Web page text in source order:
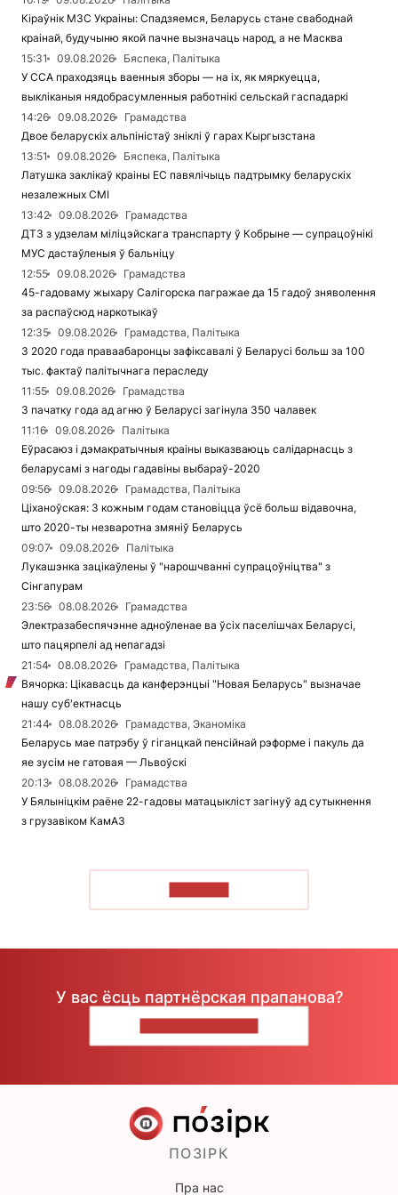
Кіраўнік МЗС Украіны: Спадзяемся, Беларусь стане свабоднай
краінай, будучыню якой пачне вызначаць народ, а не Масква
15:31
09.08.2026
Бяспека, Палітыка
У ССА праходзяць ваенныя зборы — на іх, як мяркуецца,
выкліканыя нядобрасумленныя работнікі сельскай гаспадаркі
14:26
09.08.2026
Грамадства
Двое беларускіх альпіністаў зніклі ў гарах Кыргызстана
13:51
09.08.2026
Бяспека, Палітыка
Латушка заклікаў краіны ЕС павялічыць падтрымку беларускіх
незалежных СМІ
13:42
09.08.2026
Грамадства
ДТЗ з удзелам міліцэйскага транспарту ў Кобрыне — супрацоўнікі
МУС дастаўленыя ў бальніцу
12:55
09.08.2026
Грамадства
45-гадоваму жыхару Салігорска пагражае да 15 гадоў зняволення
за распаўсюд наркотыкаў
12:35
09.08.2026
Грамадства, Палітыка
З 2020 года праваабаронцы зафіксавалі ў Беларусі больш за 100
тыс. фактаў палітычнага пераследу
11:55
09.08.2026
Грамадства
З пачатку года ад агню ў Беларусі загінула 350 чалавек
11:16
09.08.2026
Палітыка
Еўрасаюз і дэмакратычныя краіны выказваюць салідарнасць з
беларусамі з нагоды гадавіны выбараў-2020
09:56
09.08.2026
Грамадства, Палітыка
Ціханоўская: З кожным годам становіцца ўсё больш відавочна,
што 2020-ты незваротна змяніў Беларусь
09:07
09.08.2026
Палітыка
Лукашэнка зацікаўлены ў "нарошчванні супрацоўніцтва" з
Сінгапурам
23:56
08.08.2026
Грамадства
Электразабеспячэнне адноўленае ва ўсіх паселішчах Беларусі,
што пацярпелі ад непагадзі
21:54
08.08.2026
Грамадства, Палітыка
Вячорка: Цікавасць да канферэнцыі "Новая Беларусь" вызначае
нашу суб'ектнасць
21:44
08.08.2026
Грамадства, Эканоміка
Беларусь мае патрэбу ў гіганцкай пенсійнай рэформе і пакуль да
яе зусім не гатовая — Львоўскі
20:13
08.08.2026
Грамадства
У Бялыніцкім раёне 22-гадовы матацыкліст загінуў ад сутыкнення
з грузавіком КамАЗ
У вас ёсць партнёрская прапанова?
ПОЗІРК
Пра нас